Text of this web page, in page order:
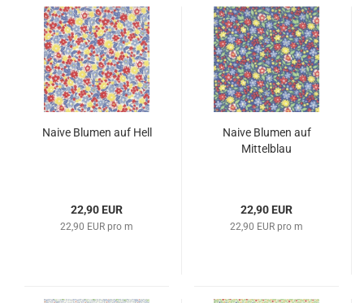
Naive Blumen auf Hell
22,90 EUR
22,90 EUR pro m
Naive Blumen auf
Mittelblau
22,90 EUR
22,90 EUR pro m